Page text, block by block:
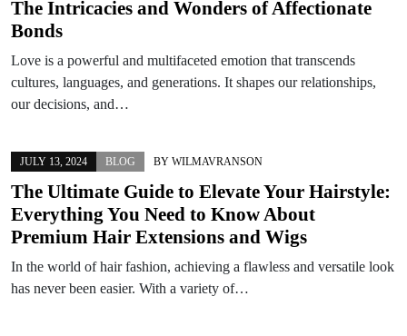
The Intricacies and Wonders of Affectionate
Bonds
Love is a powerful and multifaceted emotion that transcends
cultures, languages, and generations. It shapes our relationships,
our decisions, and…
JULY 13, 2024 BLOG BY WILMAVRANSON
The Ultimate Guide to Elevate Your Hairstyle:
Everything You Need to Know About
Premium Hair Extensions and Wigs
In the world of hair fashion, achieving a flawless and versatile look
has never been easier. With a variety of…